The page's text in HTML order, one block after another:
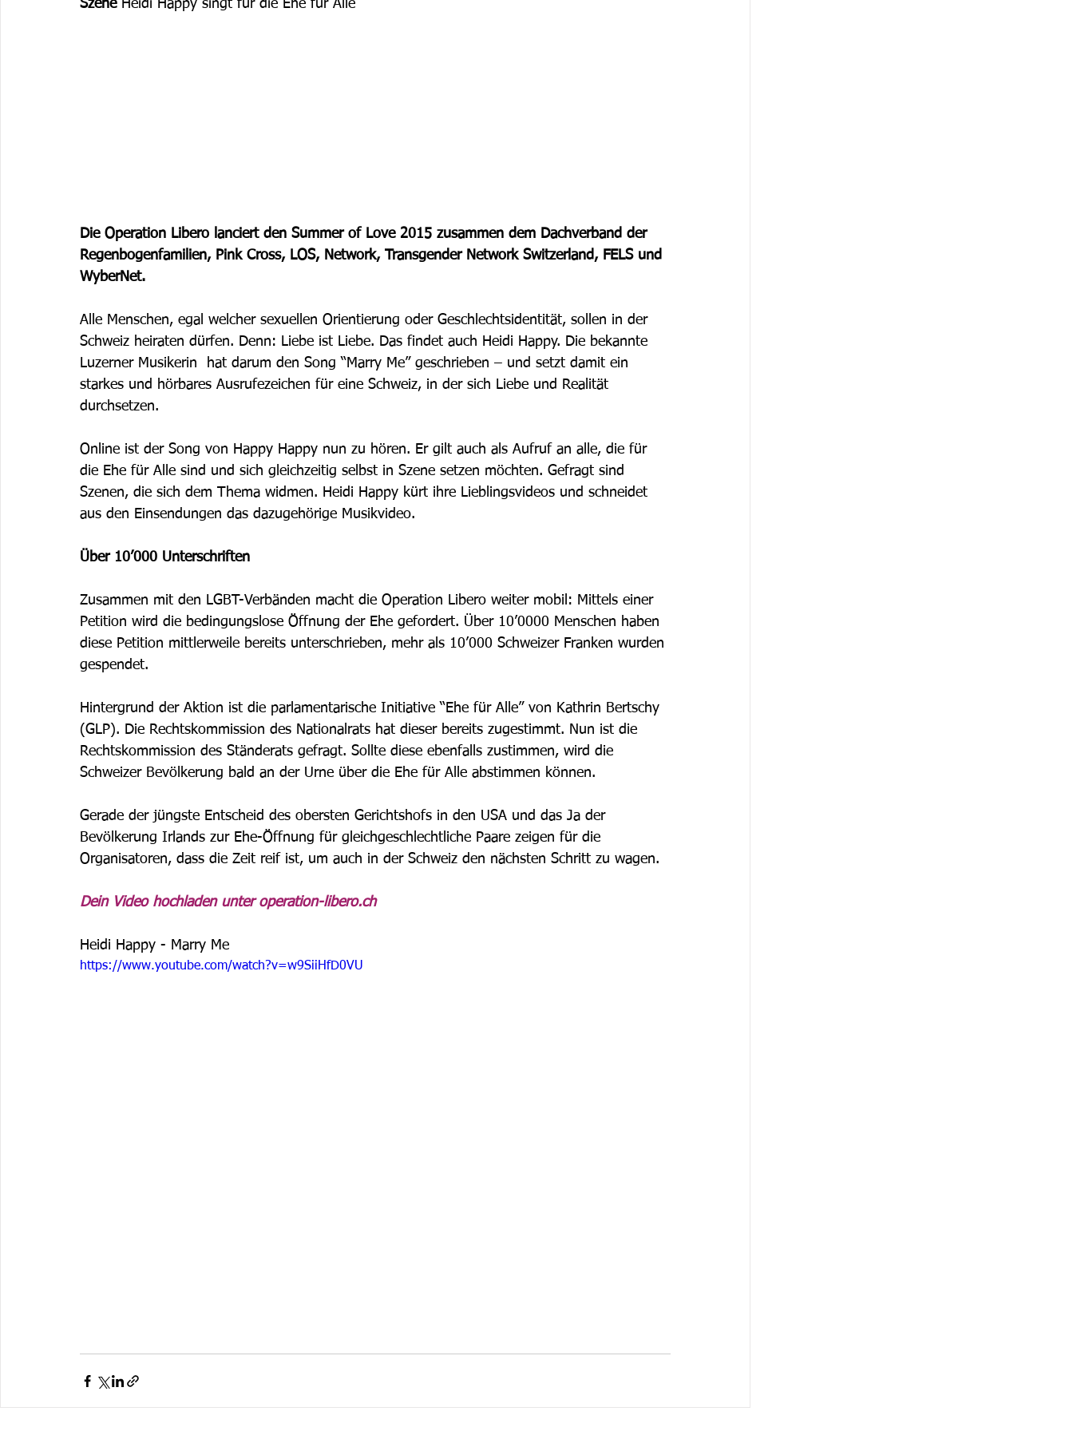
Szene Heidi Happy singt für die Ehe für Alle
Die Operation Libero lanciert den Summer of Love 2015 zusammen dem Dachverband der
Regenbogenfamilien, Pink Cross, LOS, Network, Transgender Network Switzerland, FELS und
WyberNet.
Alle Menschen, egal welcher sexuellen Orientierung oder Geschlechtsidentität, sollen in der
Schweiz heiraten dürfen. Denn: Liebe ist Liebe. Das findet auch Heidi Happy. Die bekannte
Luzerner Musikerin  hat darum den Song “Marry Me” geschrieben – und setzt damit ein
starkes und hörbares Ausrufezeichen für eine Schweiz, in der sich Liebe und Realität
durchsetzen.
Online ist der Song von Happy Happy nun zu hören. Er gilt auch als Aufruf an alle, die für
die Ehe für Alle sind und sich gleichzeitig selbst in Szene setzen möchten. Gefragt sind
Szenen, die sich dem Thema widmen. Heidi Happy kürt ihre Lieblingsvideos und schneidet
aus den Einsendungen das dazugehörige Musikvideo.
Über 10’000 Unterschriften
Zusammen mit den LGBT-Verbänden macht die Operation Libero weiter mobil: Mittels einer
Petition wird die bedingungslose Öffnung der Ehe gefordert. Über 10’0000 Menschen haben
diese Petition mittlerweile bereits unterschrieben, mehr als 10’000 Schweizer Franken wurden
gespendet.
Hintergrund der Aktion ist die parlamentarische Initiative “Ehe für Alle” von Kathrin Bertschy
(GLP). Die Rechtskommission des Nationalrats hat dieser bereits zugestimmt. Nun ist die
Rechtskommission des Ständerats gefragt. Sollte diese ebenfalls zustimmen, wird die
Schweizer Bevölkerung bald an der Urne über die Ehe für Alle abstimmen können.
Gerade der jüngste Entscheid des obersten Gerichtshofs in den USA und das Ja der
Bevölkerung Irlands zur Ehe-Öffnung für gleichgeschlechtliche Paare zeigen für die
Organisatoren, dass die Zeit reif ist, um auch in der Schweiz den nächsten Schritt zu wagen.
Dein Video hochladen unter operation-libero.ch
Heidi Happy - Marry Me
https://www.youtube.com/watch?v=w9SiiHfD0VU